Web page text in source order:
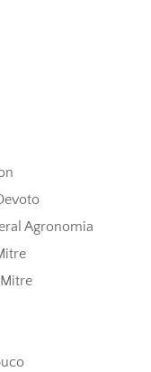
Agronomia